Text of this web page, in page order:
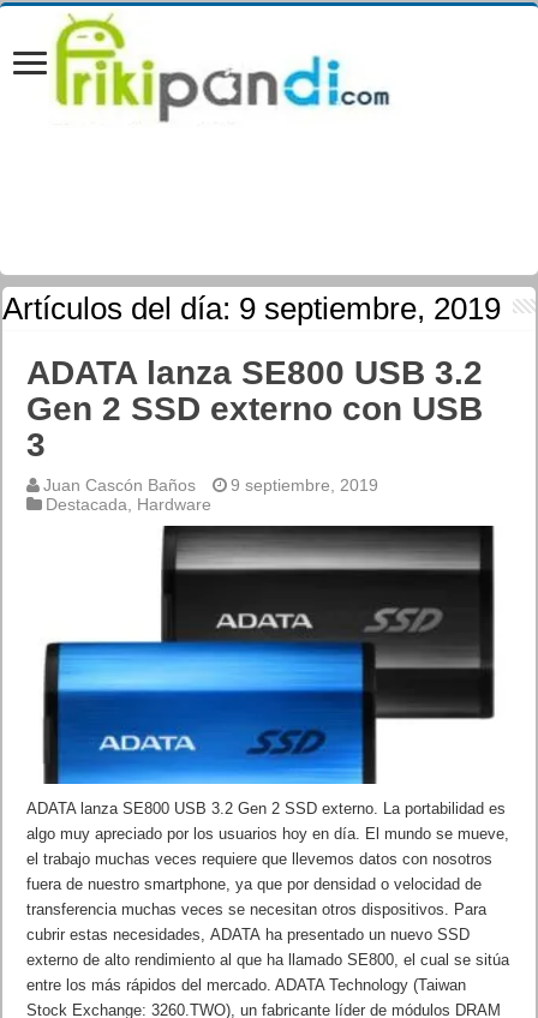
Artículos del día: 9 septiembre, 2019
ADATA lanza SE800 USB 3.2
Gen 2 SSD externo con USB
3
Juan Cascón Baños
9 septiembre, 2019
Destacada
Hardware
ADATA lanza SE800 USB 3.2 Gen 2 SSD externo. La portabilidad es
algo muy apreciado por los usuarios hoy en día. El mundo se mueve,
el trabajo muchas veces requiere que llevemos datos con nosotros
fuera de nuestro smartphone, ya que por densidad o velocidad de
transferencia muchas veces se necesitan otros dispositivos. Para
cubrir estas necesidades, ADATA ha presentado un nuevo SSD
externo de alto rendimiento al que ha llamado SE800, el cual se sitúa
entre los más rápidos del mercado. ADATA Technology (Taiwan
Stock Exchange: 3260.TWO), un fabricante líder de módulos DRAM